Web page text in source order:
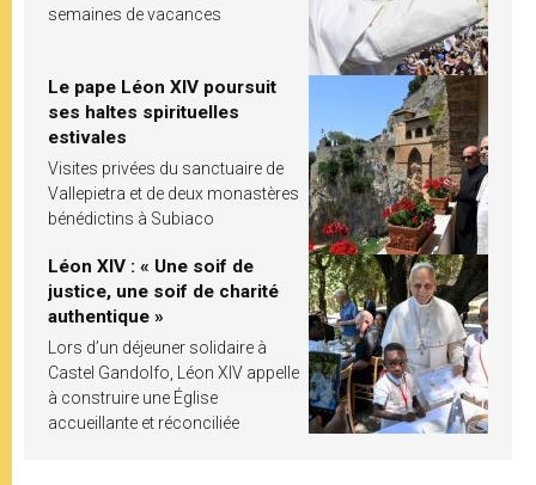
semaines de vacances
Le pape Léon XIV poursuit
ses haltes spirituelles
estivales
Visites privées du sanctuaire de
Vallepietra et de deux monastères
bénédictins à Subiaco
Léon XIV : « Une soif de
justice, une soif de charité
authentique »
Lors d’un déjeuner solidaire à
Castel Gandolfo, Léon XIV appelle
à construire une Église
accueillante et réconciliée